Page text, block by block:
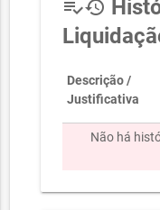
playlist_add_checkhistory
Descrição /
Justificativa
Não há